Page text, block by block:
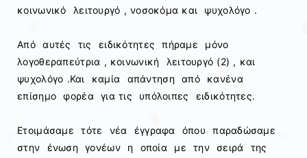
κοινωνικό λειτουργό , νοσοκόμα και ψυχολόγο .
Από αυτές τις ειδικότητες πήραμε μόνο
λογοθεραπεύτρια , κοινωνική λειτουργό (2) , και
ψυχολόγο .Και καμία απάντηση από κανένα
επίσημο φορέα για τις υπόλοιπες ειδικότητες.
Ετοιμάσαμε τότε νέα έγγραφα όπου παραδώσαμε
στην ένωση γονέων η οποία με την σειρά της